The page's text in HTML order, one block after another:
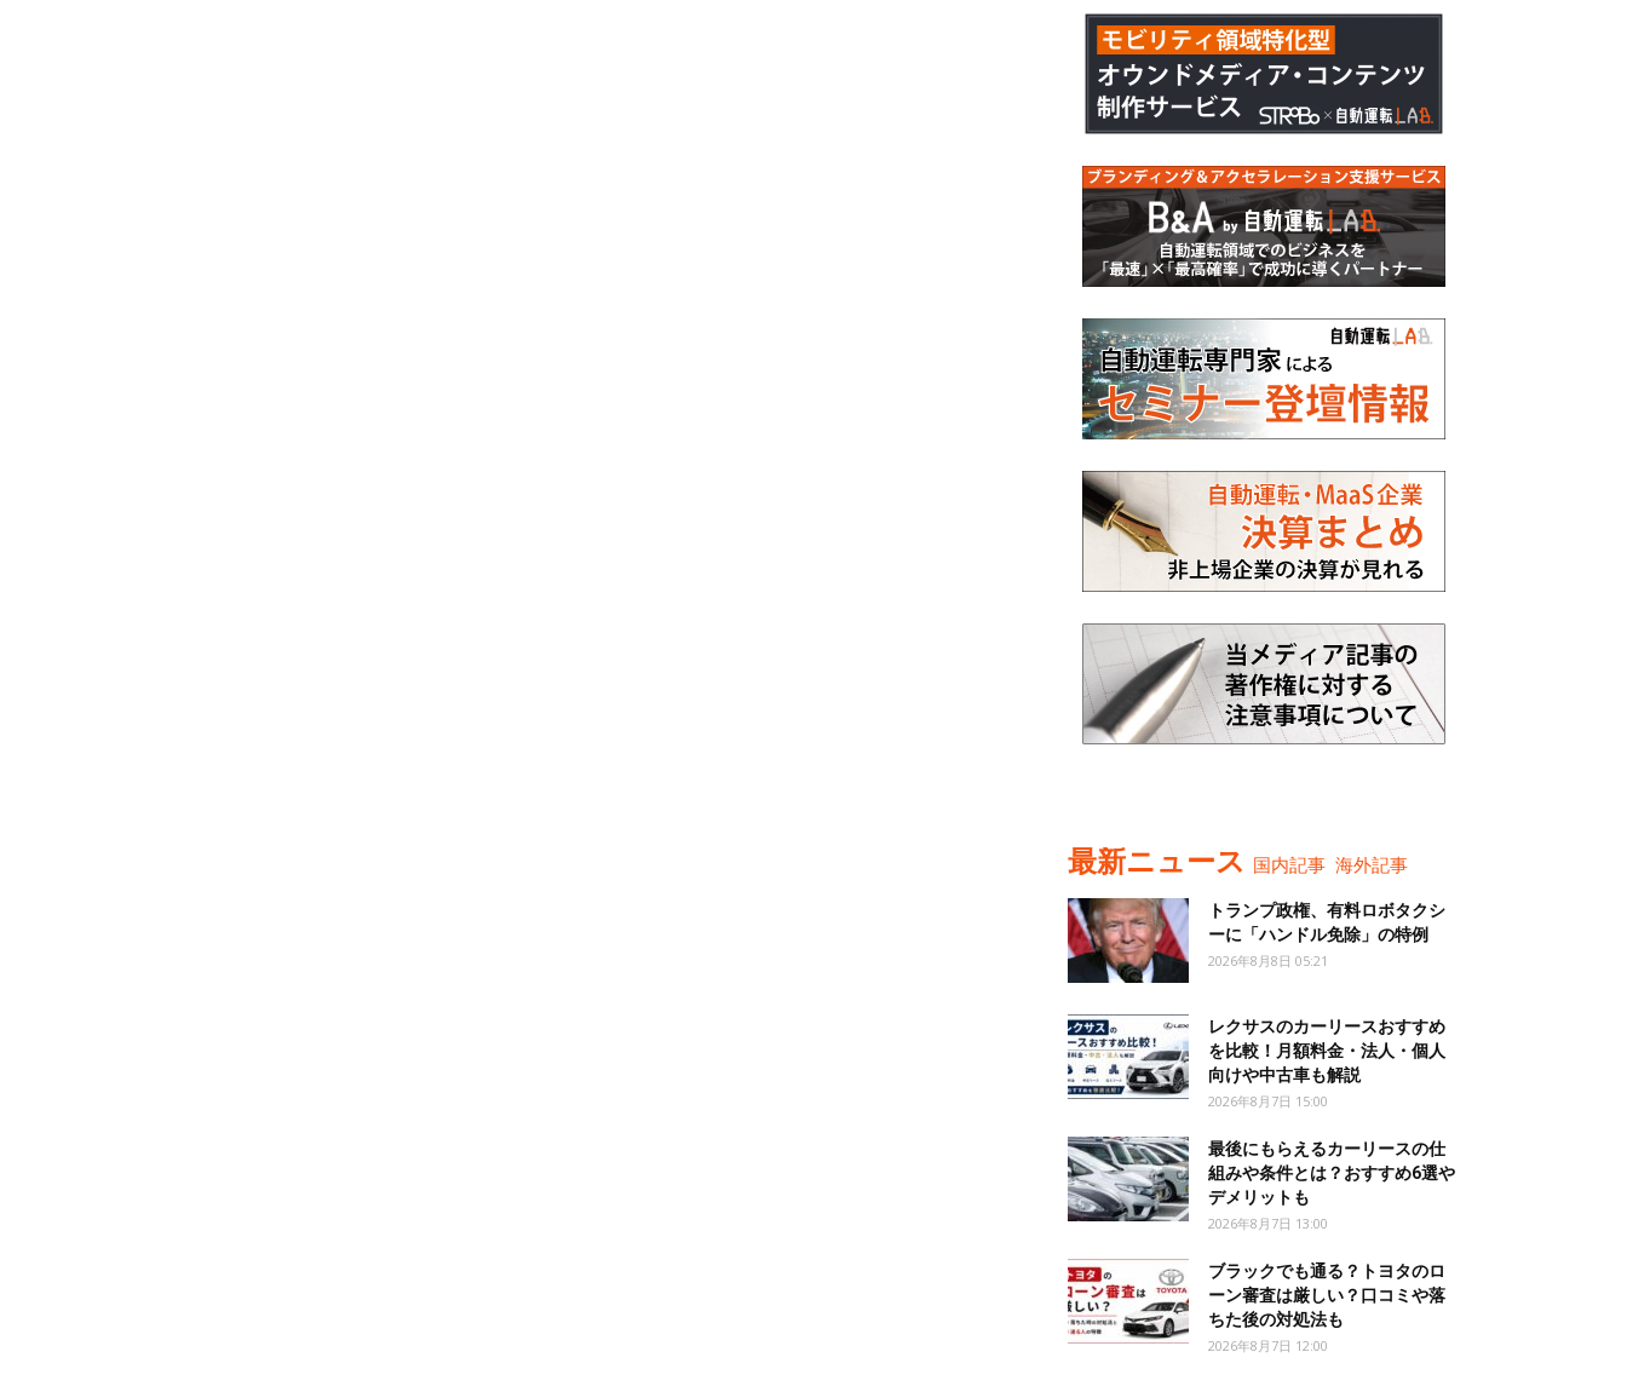
最新ニュース 国内記事 海外記事
トランプ政権、有料ロボタクシ
ーに「ハンドル免除」の特例
2026年8月8日 05:21
レクサスのカーリースおすすめ
を比較！月額料金・法人・個人
向けや中古車も解説
2026年8月7日 15:00
最後にもらえるカーリースの仕
組みや条件とは？おすすめ6選や
デメリットも
2026年8月7日 13:00
ブラックでも通る？トヨタのロ
ーン審査は厳しい？口コミや落
ちた後の対処法も
2026年8月7日 12:00